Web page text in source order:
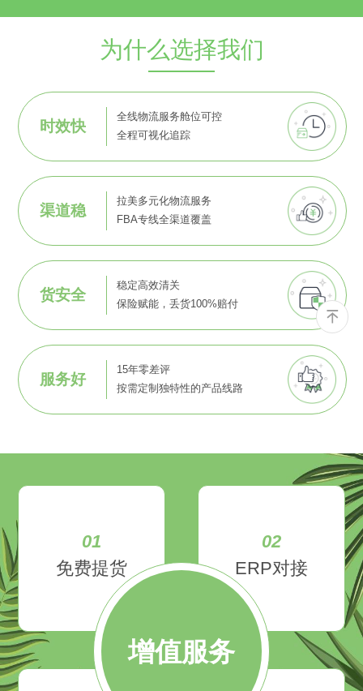
为什么选择我们
时效快
全线物流服务舱位可控
全程可视化追踪
渠道稳
拉美多元化物流服务
FBA专线全渠道覆盖
货安全
稳定高效清关
保险赋能，丢货100%赔付
服务好
15年零差评
按需定制独特性的产品线路
增值服务
01
免费提货
02
ERP对接